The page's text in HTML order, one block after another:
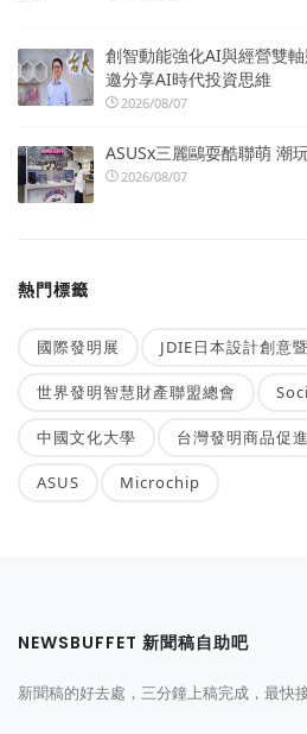
創智動能強化AI與經營雙
邀分享AI時代投資思維
2026/08/07
ASUSx三麗鷗耍酷聯萌 潮
2026/08/07
熱門標籤
國際發明展 JDIE日本設計創意
世界發明智慧財產聯盟總會
中國文化大學 台灣發明商品促
ASUS Microchip
NEWSBUFFET 新聞稿自助吧
新聞稿的好去處，三分鐘上稿完成，最快